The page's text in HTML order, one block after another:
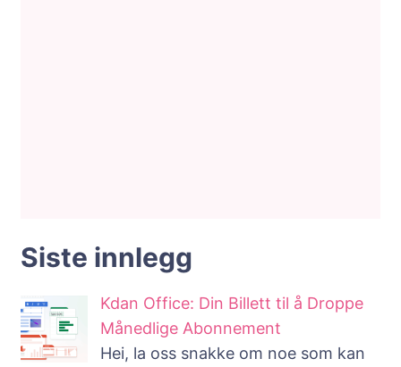
Siste innlegg
Kdan Office: Din Billett til å Droppe
Månedlige Abonnement
Hei, la oss snakke om noe som kan